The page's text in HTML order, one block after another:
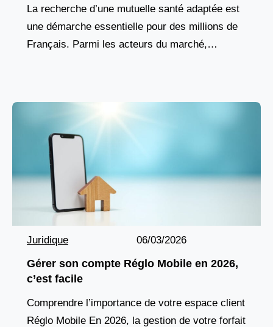
La recherche d’une mutuelle santé adaptée est
une démarche essentielle pour des millions de
Français. Parmi les acteurs du marché,
Juridique 06/03/2026
Gérer son compte Réglo Mobile en 2026,
c’est facile
Comprendre l’importance de votre espace client
Réglo Mobile En 2026, la gestion de votre forfait